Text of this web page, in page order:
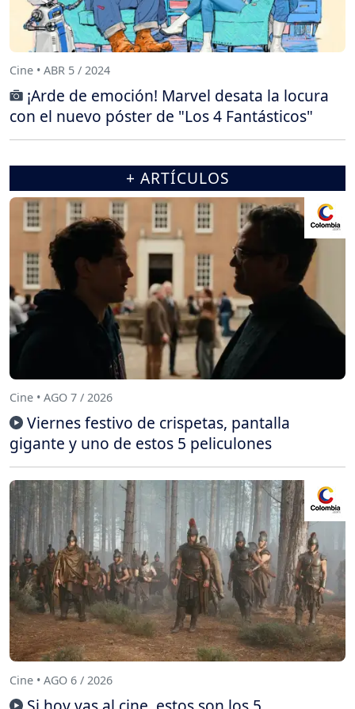
Cine • ABR 5 / 2024
¡Arde de emoción! Marvel desata la locura
con el nuevo póster de "Los 4 Fantásticos"
+ ARTÍCULOS
Cine • AGO 7 / 2026
Viernes festivo de crispetas, pantalla
gigante y uno de estos 5 peliculones
Cine • AGO 6 / 2026